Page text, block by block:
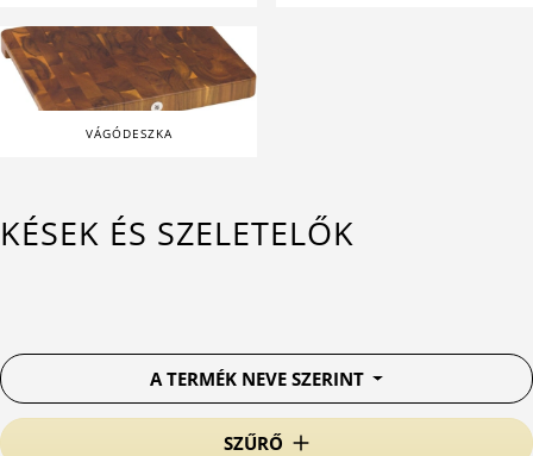
VÁGÓDESZKA
KÉSEK ÉS SZELETELŐK
SZŰRŐ
A TERMÉK NEVE SZERINT